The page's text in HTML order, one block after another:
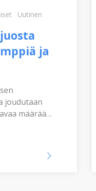
Uutinen
ja
joudutaan
määrää